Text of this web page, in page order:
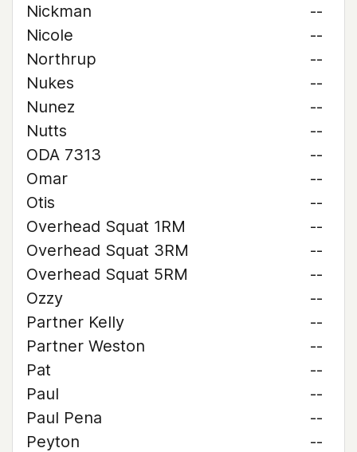
Nickman
--
Nicole
--
Northrup
--
Nukes
--
Nunez
--
Nutts
--
ODA 7313
--
Omar
--
Otis
--
Overhead Squat 1RM
--
Overhead Squat 3RM
--
Overhead Squat 5RM
--
Ozzy
--
Partner Kelly
--
Partner Weston
--
Pat
--
Paul
--
Paul Pena
--
Peyton
--